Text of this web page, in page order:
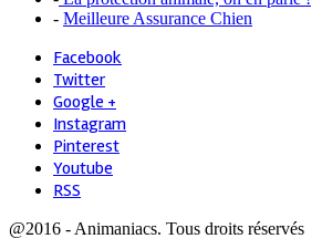
- Meilleure Assurance Chien
Facebook
Twitter
Google +
Instagram
Pinterest
Youtube
RSS
@2016 - Animaniacs. Tous droits réservés